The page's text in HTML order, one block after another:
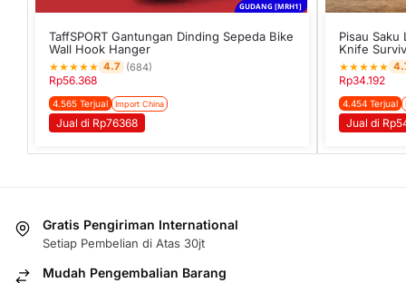
GUDANG [MRH1]
TaffSPORT Gantungan Dinding Sepeda Bike
Wall Hook Hanger
★★★★★ 4.7 (684)
Rp56.368
4.565 Terjual Import China
Jual di Rp76368
Pisau Saku
Knife
★★★★★
Rp34.192
4.454 Terjual
Jual di
Gratis Pengiriman International
Setiap Pembelian di Atas 30jt
Mudah Pengembalian Barang